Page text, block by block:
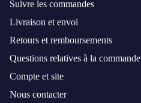
Suivre les commandes
Livraison et envoi
Retours et remboursements
Questions relatives à la commande
Compte et site
Nous contacter